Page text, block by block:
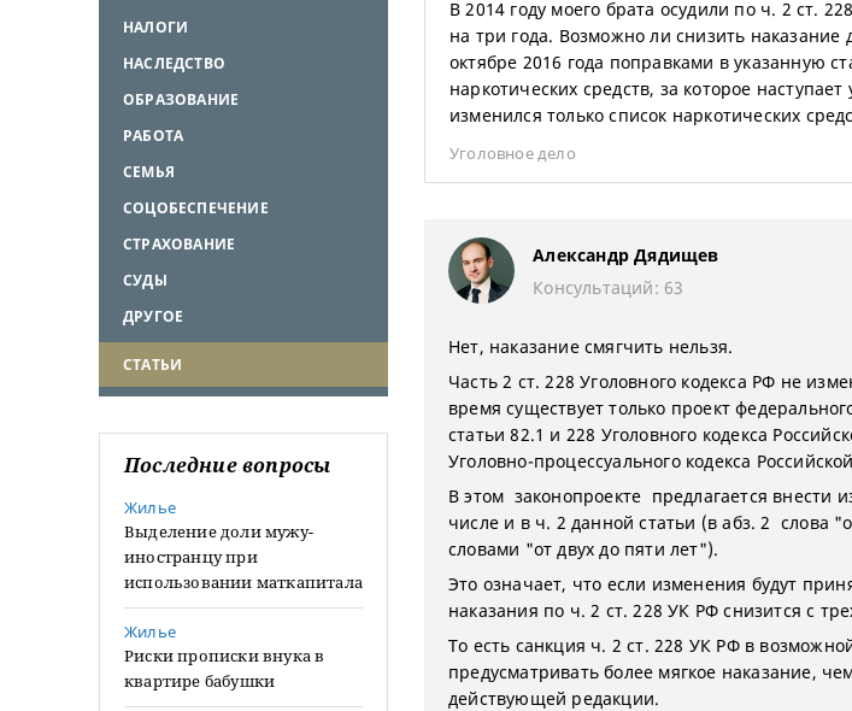
НАЛОГИ
НАСЛЕДСТВО
ОБРАЗОВАНИЕ
РАБОТА
СЕМЬЯ
СОЦОБЕСПЕЧЕНИЕ
СТРАХОВАНИЕ
СУДЫ
ДРУГОЕ
СТАТЬИ
Последние вопросы
Жилье
Выделение доли мужу-
иностранцу при
использовании маткапитала
Жилье
Риски прописки внука в
квартире бабушки
В 2014 году моего брата осудили по ч. 2 ст.
на три года. Возможно ли снизить наказание
октябре 2016 года поправками в указанную
наркотических средств, за которое
изменился только список наркотических
Уголовное дело
Александр Дядищев
Консультаций: 63
Нет, наказание смягчить нельзя.
Часть 2 ст. 228 Уголовного кодекса РФ не
время существует только проект
статьи 82.1 и 228 Уголовного кодекса
Уголовно-процессуального кодекса
В этом законопроекте предлагается внести
числе и в ч. 2 данной статьи (в абз. 2 слова
словами "от двух до пяти лет").
Это означает, что если изменения будут
наказания по ч. 2 ст. 228 УК РФ снизится с
То есть санкция ч. 2 ст. 228 УК РФ в
предусматривать более мягкое наказание,
действующей редакции.